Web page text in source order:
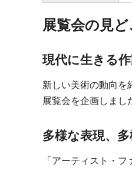
展覧会の見ど
現代に生きる
新しい美術の動向を
展覧会を企画しまし
多様な表現、
「アーティスト・